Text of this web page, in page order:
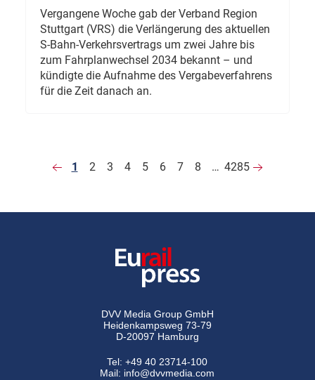
Vergangene Woche gab der Verband Region
Stuttgart (VRS) die Verlängerung des aktuellen
S-Bahn-Verkehrsvertrags um zwei Jahre bis
zum Fahrplanwechsel 2034 bekannt – und
kündigte die Aufnahme des Vergabeverfahrens
für die Zeit danach an.
1 2 3 4 5 6 7 8 … 4285
DVV Media Group GmbH
Heidenkampsweg 73-79
D-20097 Hamburg
Tel:+49 40 23714-100
Mail: info@dvvmedia.com